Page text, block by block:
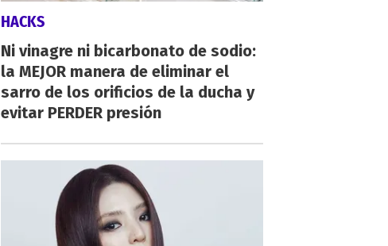
HACKS
Ni vinagre ni bicarbonato de sodio:
la MEJOR manera de eliminar el
sarro de los orificios de la ducha y
evitar PERDER presión